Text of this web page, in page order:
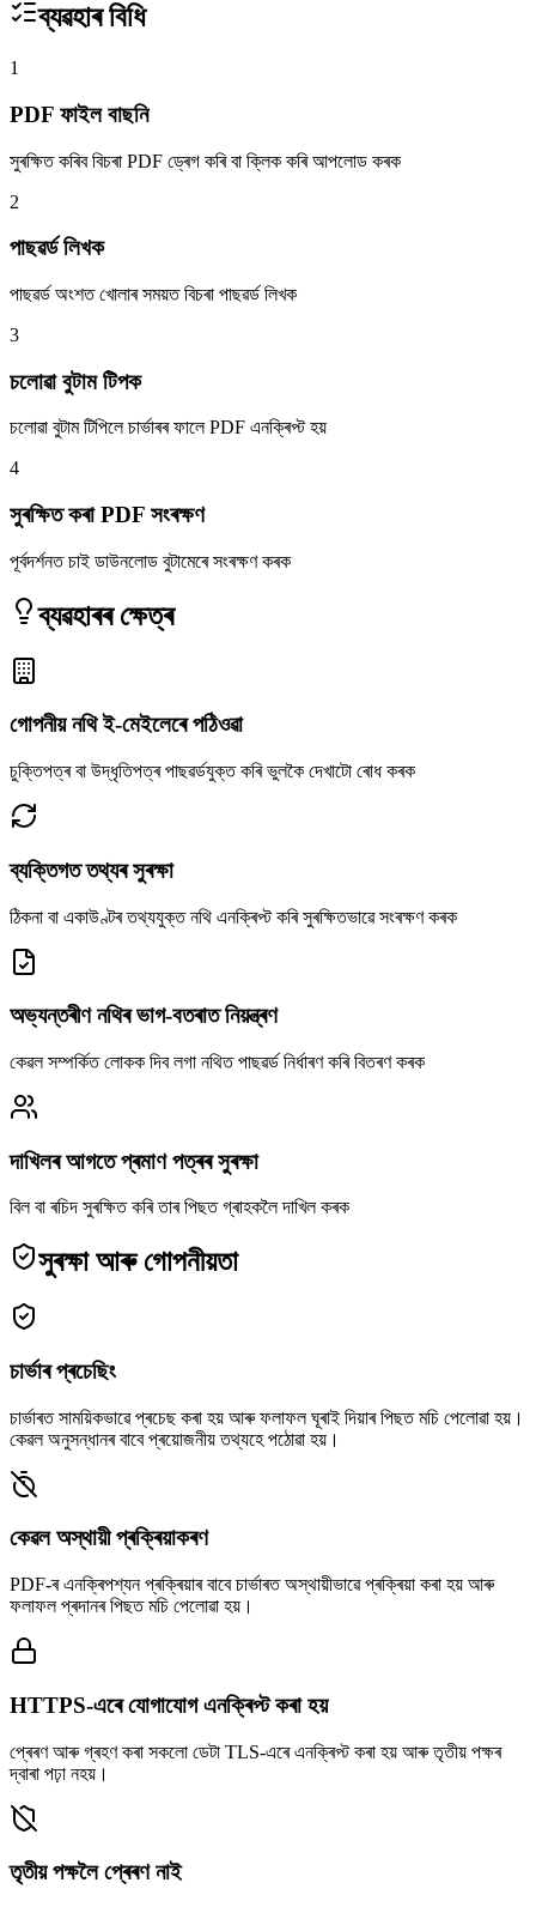
ব্যৱহাৰ বিধি
1
PDF ফাইল বাছনি
সুৰক্ষিত কৰিব বিচৰা PDF ড্ৰেগ কৰি বা ক্লিক কৰি আপলোড কৰক
2
পাছৱৰ্ড লিখক
পাছৱৰ্ড অংশত খোলাৰ সময়ত বিচৰা পাছৱৰ্ড লিখক
3
চলোৱা বুটাম টিপক
চলোৱা বুটাম টিপিলে চাৰ্ভাৰৰ ফালে PDF এনক্ৰিপ্ট হয়
4
সুৰক্ষিত কৰা PDF সংৰক্ষণ
পূৰ্বদৰ্শনত চাই ডাউনলোড বুটামেৰে সংৰক্ষণ কৰক
ব্যৱহাৰৰ ক্ষেত্ৰ
গোপনীয় নথি ই-মেইলেৰে পঠিওৱা
চুক্তিপত্ৰ বা উদ্ধৃতিপত্ৰ পাছৱৰ্ডযুক্ত কৰি ভুলকৈ দেখাটো ৰোধ কৰক
ব্যক্তিগত তথ্যৰ সুৰক্ষা
ঠিকনা বা একাউণ্টৰ তথ্যযুক্ত নথি এনক্ৰিপ্ট কৰি সুৰক্ষিতভাৱে সংৰক্ষণ কৰক
অভ্যন্তৰীণ নথিৰ ভাগ-বতৰাত নিয়ন্ত্ৰণ
কেৱল সম্পৰ্কিত লোকক দিব লগা নথিত পাছৱৰ্ড নিৰ্ধাৰণ কৰি বিতৰণ কৰক
দাখিলৰ আগতে প্ৰমাণ পত্ৰৰ সুৰক্ষা
বিল বা ৰচিদ সুৰক্ষিত কৰি তাৰ পিছত গ্ৰাহকলৈ দাখিল কৰক
সুৰক্ষা আৰু গোপনীয়তা
চাৰ্ভাৰ প্ৰচেছিং
চাৰ্ভাৰত সাময়িকভাৱে প্ৰচেছ কৰা হয় আৰু ফলাফল ঘূৰাই দিয়াৰ পিছত মচি পেলোৱা হয়।
কেৱল অনুসন্ধানৰ বাবে প্ৰয়োজনীয় তথ্যহে পঠোৱা হয়।
কেৱল অস্থায়ী প্ৰক্ৰিয়াকৰণ
PDF-ৰ এনক্ৰিপশ্যন প্ৰক্ৰিয়াৰ বাবে চাৰ্ভাৰত অস্থায়ীভাৱে প্ৰক্ৰিয়া কৰা হয় আৰু
ফলাফল প্ৰদানৰ পিছত মচি পেলোৱা হয়।
HTTPS-এৰে যোগাযোগ এনক্ৰিপ্ট কৰা হয়
প্ৰেৰণ আৰু গ্ৰহণ কৰা সকলো ডেটা TLS-এৰে এনক্ৰিপ্ট কৰা হয় আৰু তৃতীয় পক্ষৰ
দ্বাৰা পঢ়া নহয়।
তৃতীয় পক্ষলৈ প্ৰেৰণ নাই